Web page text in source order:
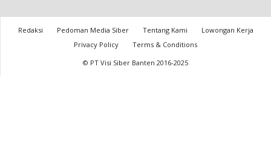
Redaksi Pedoman Media Siber Tentang Kami
Lowongan Kerja
Privacy Policy
Terms & Conditions
© PT Visi Siber Banten 2016-2025